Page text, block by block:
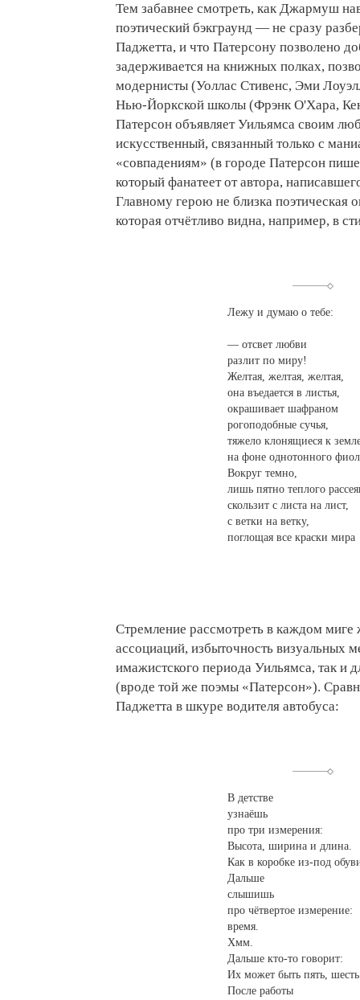
Тем забавнее смотреть, как Джармуш
поэтический бэкграунд — не сразу
Паджетта, и что Патерсону позволено
задерживается на книжных полках,
модернисты (Уоллас Стивенс, Эми
Нью-Йоркской школы (Фрэнк О'Хара,
Патерсон объявляет Уильямса своим
искусственный, связанный только с
«совпадениям» (в городе Патерсон
который фанатеет от автора,
Главному герою не близка поэтическая
которая отчётливо видна, например, в
Лежу и думаю о тебе:
— отсвет любви
разлит по миру!
Желтая, желтая, желтая,
она въедается в листья,
окрашивает шафраном
рогоподобные сучья,
тяжело клонящиеся к
на фоне однотонного
Вокруг темно,
лишь пятно теплого
скользит с листа на лист,
с ветки на ветку,
поглощая все краски мира
Стремление рассмотреть в каждом
ассоциаций, избыточность визуальных
имажистского периода Уильямса, так и
(вроде той же поэмы «Патерсон»).
Паджетта в шкуре водителя автобуса:
В детстве
узнаёшь
про три измерения:
Высота, ширина и длина.
Как в коробке из-под
Дальше
слышишь
про чётвертое измерение:
время.
Хмм.
Дальше кто-то говорит:
Их может быть пять,
После работы